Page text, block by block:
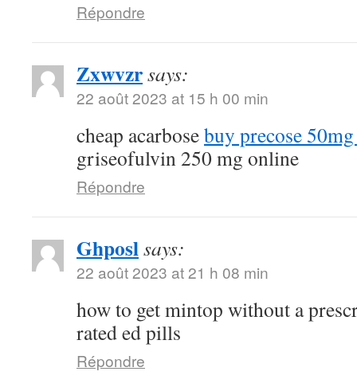
Répondre
Zxwvzrsays:
22 août 2023 at 15 h 00 min
cheap acarbosebuy precose
griseofulvin 250 mg online
Répondre
Ghposlsays:
22 août 2023 at 21 h 08 min
how to get mintop without a
rated ed pills
Répondre